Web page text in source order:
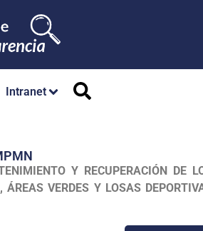
Intranet
Y RECUPERACIÓN DE
VERDES Y LOSAS